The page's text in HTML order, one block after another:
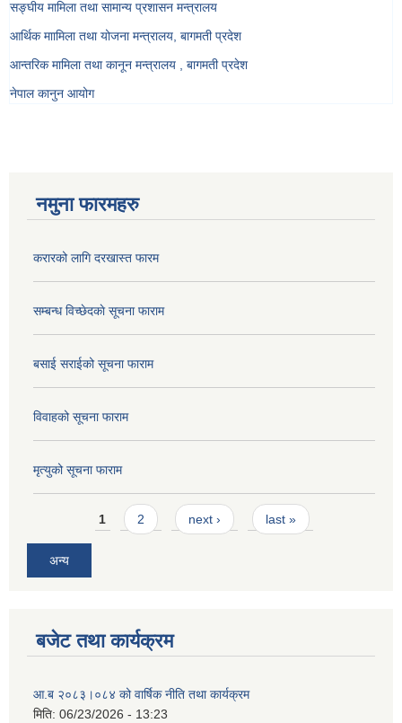
सङ्‍घीय मामिला तथा सामान्य प्रशासन मन्त्रालय
आर्थिक माामिला तथा योजना मन्त्रालय, बागमती प्रदेश
आन्तरिक मामिला तथा कानून मन्त्रालय , बागमती प्रदेश
नेपाल कानुन आयोग
नमुना फारमहरु
करारको लागि दरखास्त फारम
सम्बन्ध विच्छेदकाे सूचना फाराम
बसाई सराईको सूचना फाराम
विवाहको सूचना फाराम
मृत्युको सूचना फाराम
Pages1 2 next › last »
अन्य
बजेट तथा कार्यक्रम
आ.ब २०८३।०८४ को वार्षिक नीति तथा कार्यक्रम
मिति: 06/23/2026 - 13:23